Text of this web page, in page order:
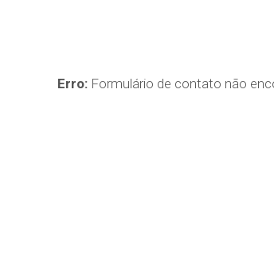
Erro: Formulário de contato não